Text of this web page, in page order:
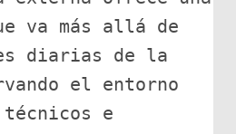
va más allá de
diarias de la
el entorno
e